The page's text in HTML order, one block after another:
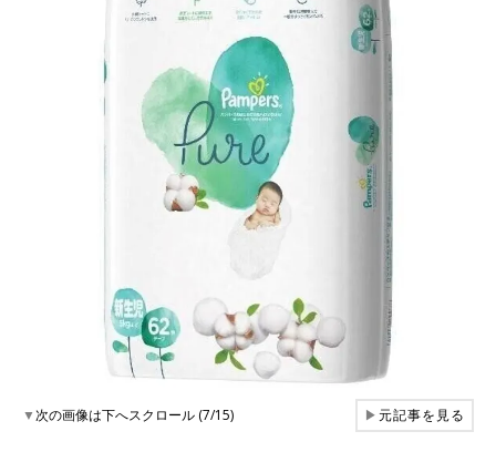
▼次の画像は下へスクロール (7/15) ▶元記事を見る